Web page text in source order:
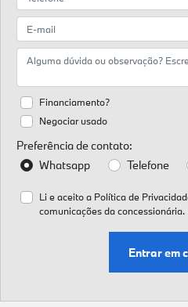
Financiamento?
Negociar usado
Preferência de contato:
Whatsapp
Telefone
Li e aceito a Política de
comunicações da concessionária.
Entrar em